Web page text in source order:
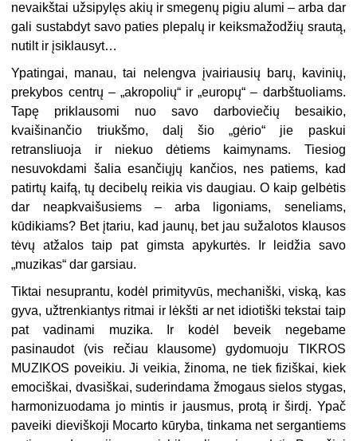
nevaikštai užsipylęs akių ir smegenų pigiu alumi – arba dar
gali sustabdyt savo paties plepalų ir keiksmažodžių srautą,
nutilt ir įsiklausyt…
Ypatingai, manau, tai nelengva įvairiausių barų, kavinių,
prekybos centrų – „akropolių“ ir „europų“ – darbštuoliams.
Tapę priklausomi nuo savo darboviečių besaikio,
kvaišinančio triukšmo, dalį šio „gėrio“ jie paskui
retransliuoja ir niekuo dėtiems kaimynams. Tiesiog
nesuvokdami šalia esančiųjų kančios, nes patiems, kad
patirtų kaifą, tų decibelų reikia vis daugiau. O kaip gelbėtis
dar neapkvaišusiems – arba ligoniams, seneliams,
kūdikiams? Bet įtariu, kad jaunų, bet jau sužalotos klausos
tėvų atžalos taip pat gimsta apykurtės. Ir leidžia savo
„muzikas“ dar garsiau.
Tiktai nesuprantu, kodėl primityvūs, mechaniški, viską, kas
gyva, užtrenkiantys ritmai ir lėkšti ar net idiotiški tekstai taip
pat vadinami muzika. Ir kodėl beveik negebame
pasinaudot (vis rečiau klausome) gydomuoju TIKROS
MUZIKOS poveikiu. Ji veikia, žinoma, ne tiek fiziškai, kiek
emociškai, dvasiškai, suderindama žmogaus sielos stygas,
harmonizuodama jo mintis ir jausmus, protą ir širdį. Ypač
paveiki dieviškoji Mocarto kūryba, tinkama net sergantiems